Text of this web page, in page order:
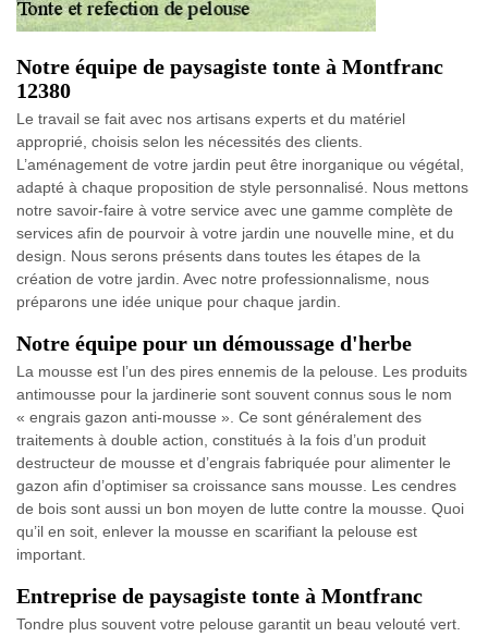
Notre équipe de paysagiste tonte à Montfranc
12380
Le travail se fait avec nos artisans experts et du matériel
approprié, choisis selon les nécessités des clients.
L’aménagement de votre jardin peut être inorganique ou végétal,
adapté à chaque proposition de style personnalisé. Nous mettons
notre savoir-faire à votre service avec une gamme complète de
services afin de pourvoir à votre jardin une nouvelle mine, et du
design. Nous serons présents dans toutes les étapes de la
création de votre jardin. Avec notre professionnalisme, nous
préparons une idée unique pour chaque jardin.
Notre équipe pour un démoussage d'herbe
La mousse est l’un des pires ennemis de la pelouse. Les produits
antimousse pour la jardinerie sont souvent connus sous le nom
« engrais gazon anti-mousse ». Ce sont généralement des
traitements à double action, constitués à la fois d’un produit
destructeur de mousse et d’engrais fabriquée pour alimenter le
gazon afin d’optimiser sa croissance sans mousse. Les cendres
de bois sont aussi un bon moyen de lutte contre la mousse. Quoi
qu’il en soit, enlever la mousse en scarifiant la pelouse est
important.
Entreprise de paysagiste tonte à Montfranc
Tondre plus souvent votre pelouse garantit un beau velouté vert.